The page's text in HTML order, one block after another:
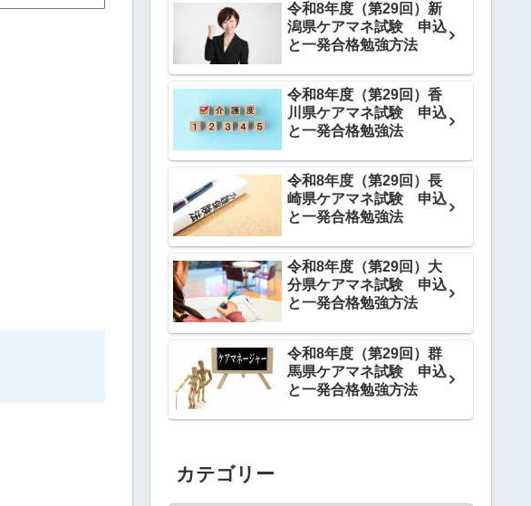
令和8年度（第29回）新
潟県ケアマネ試験 申込
と一発合格勉強方法
令和8年度（第29回）香
川県ケアマネ試験 申込
と一発合格勉強法
令和8年度（第29回）長
崎県ケアマネ試験 申込
と一発合格勉強法
令和8年度（第29回）大
分県ケアマネ試験 申込
と一発合格勉強方法
令和8年度（第29回）群
馬県ケアマネ試験 申込
と一発合格勉強方法
カテゴリー